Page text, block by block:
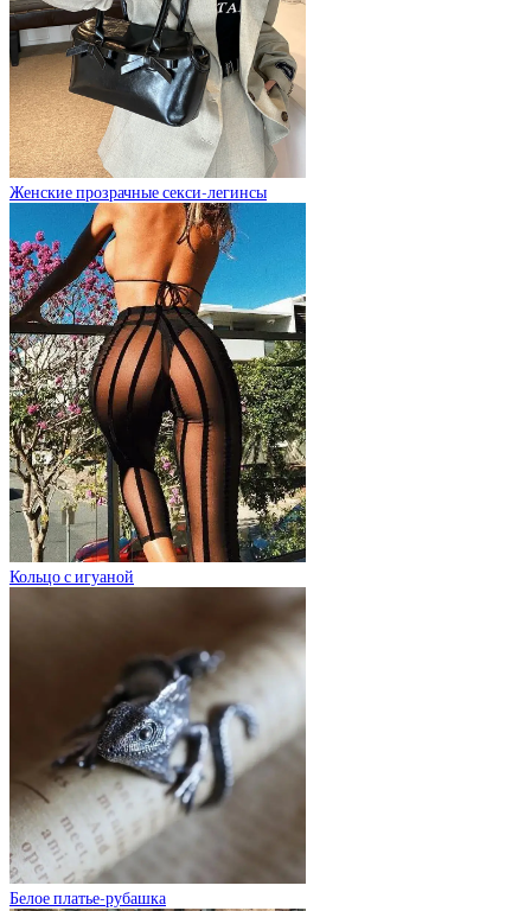
Женские прозрачные секси-легинсы
Кольцо с игуаной
Белое платье-рубашка